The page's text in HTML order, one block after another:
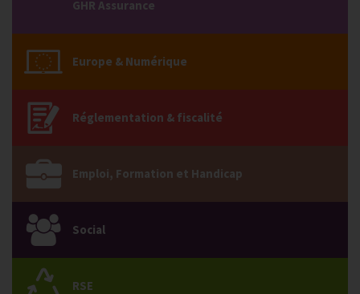
GHR Assurance
Europe & Numérique
Réglementation & fiscalité
Emploi, Formation et Handicap
Social
RSE